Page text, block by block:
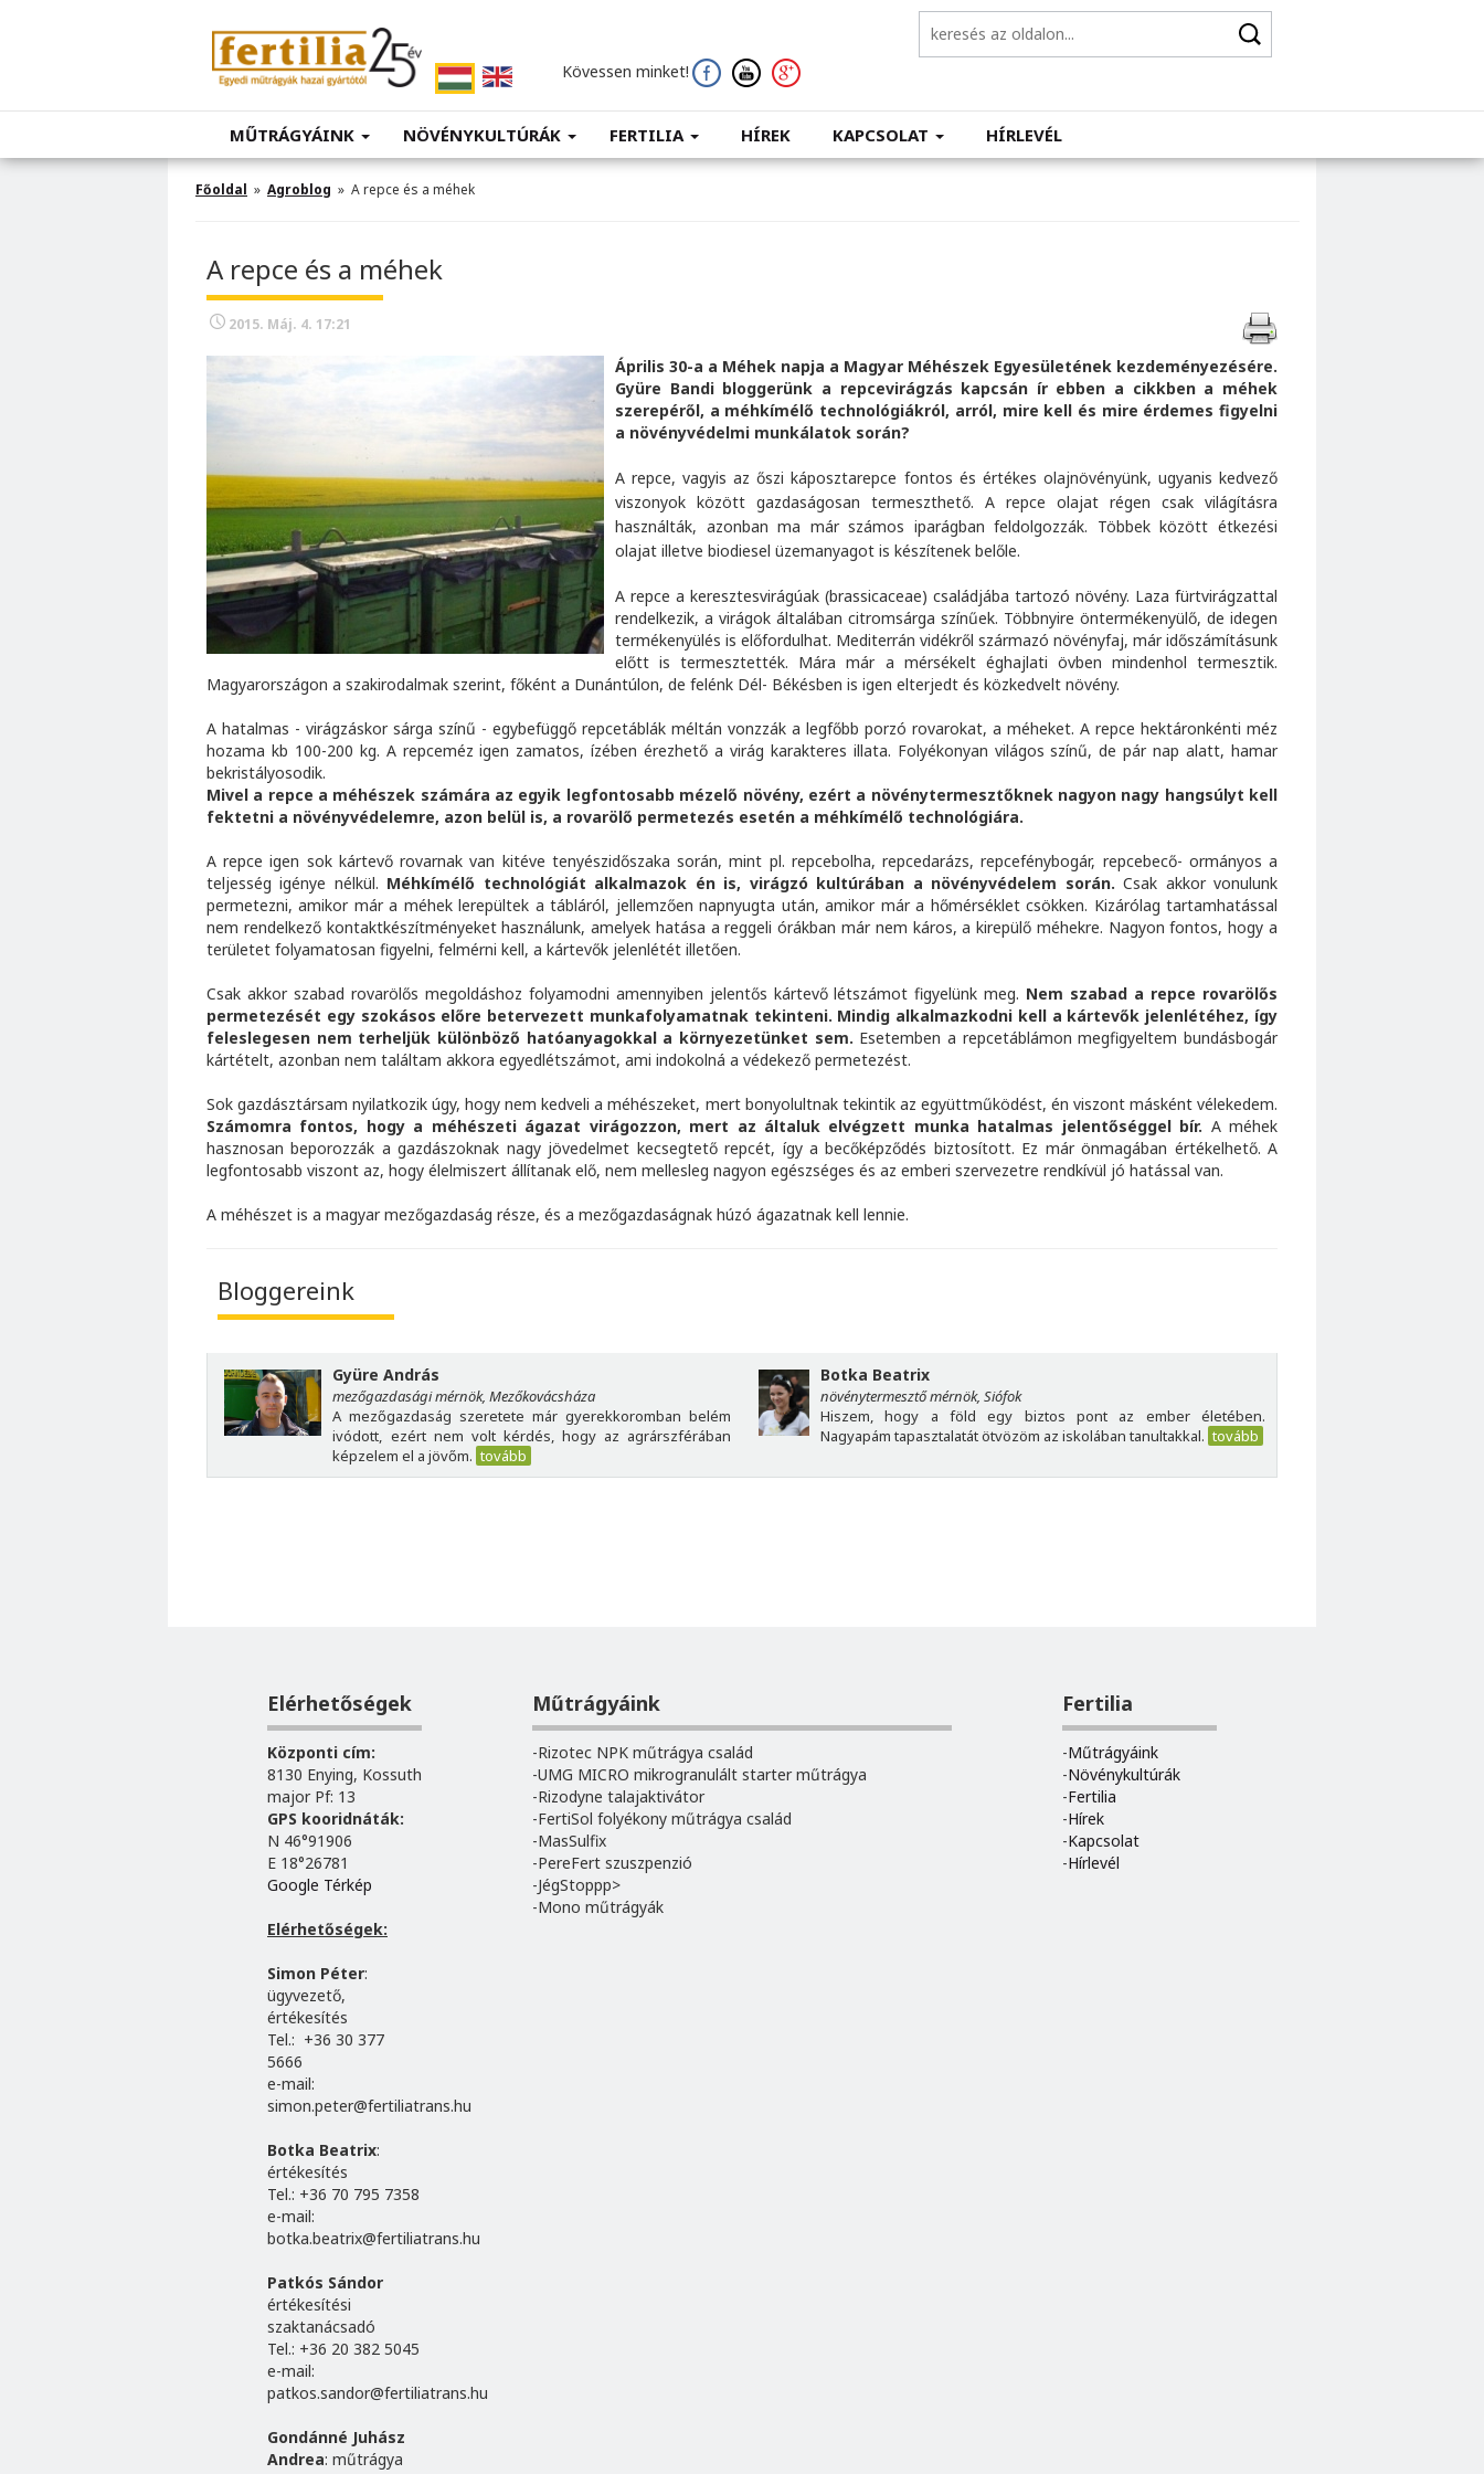
Kövessen minket!
MŰTRÁGYÁINK NÖVÉNYKULTÚRÁK FERTILIA HÍREK KAPCSOLAT HÍRLEVÉL
Főoldal » Agroblog » A repce és a méhek
A repce és a méhek
2015. Máj. 4. 17:21
Április 30-a a Méhek napja a Magyar Méhészek Egyesületének kezdeményezésére.
Gyüre Bandi bloggerünk a repcevirágzás kapcsán ír ebben a cikkben a méhek
szerepéről, a méhkímélő technológiákról, arról, mire kell és mire érdemes figyelni
a növényvédelmi munkálatok során?
A repce, vagyis az őszi káposztarepce fontos és értékes olajnövényünk, ugyanis kedvező
viszonyok között gazdaságosan termeszthető. A repce olajat régen csak világításra
használták, azonban ma már számos iparágban feldolgozzák. Többek között étkezési
olajat illetve biodiesel üzemanyagot is készítenek belőle.
A repce a keresztesvirágúak (brassicaceae) családjába tartozó növény. Laza fürtvirágzattal
rendelkezik, a virágok általában citromsárga színűek. Többnyire öntermékenyülő, de idegen
termékenyülés is előfordulhat. Mediterrán vidékről származó növényfaj, már időszámításunk
előtt is termesztették. Mára már a mérsékelt éghajlati övben mindenhol termesztik.
Magyarországon a szakirodalmak szerint, főként a Dunántúlon, de felénk Dél- Békésben is igen elterjedt és közkedvelt növény.
A hatalmas - virágzáskor sárga színű - egybefüggő repcetáblák méltán vonzzák a legfőbb porzó rovarokat, a méheket. A repce hektáronkénti méz
hozama kb 100-200 kg. A repceméz igen zamatos, ízében érezhető a virág karakteres illata. Folyékonyan világos színű, de pár nap alatt, hamar
bekristályosodik.
Mivel a repce a méhészek számára az egyik legfontosabb mézelő növény, ezért a növénytermesztőknek nagyon nagy hangsúlyt kell
fektetni a növényvédelemre, azon belül is, a rovarölő permetezés esetén a méhkímélő technológiára.
A repce igen sok kártevő rovarnak van kitéve tenyészidőszaka során, mint pl. repcebolha, repcedarázs, repcefénybogár, repcebecő- ormányos a
teljesség igénye nélkül. Méhkímélő technológiát alkalmazok én is, virágzó kultúrában a növényvédelem során. Csak akkor vonulunk
permetezni, amikor már a méhek lerepültek a tábláról, jellemzően napnyugta után, amikor már a hőmérséklet csökken. Kizárólag tartamhatással
nem rendelkező kontaktkészítményeket használunk, amelyek hatása a reggeli órákban már nem káros, a kirepülő méhekre. Nagyon fontos, hogy a
területet folyamatosan figyelni, felmérni kell, a kártevők jelenlétét illetően.
Csak akkor szabad rovarölős megoldáshoz folyamodni amennyiben jelentős kártevő létszámot figyelünk meg. Nem szabad a repce rovarölős
permetezését egy szokásos előre betervezett munkafolyamatnak tekinteni. Mindig alkalmazkodni kell a kártevők jelenlétéhez, így
feleslegesen nem terheljük különböző hatóanyagokkal a környezetünket sem. Esetemben a repcetáblámon megfigyeltem bundásbogár
kártételt, azonban nem találtam akkora egyedlétszámot, ami indokolná a védekező permetezést.
Sok gazdásztársam nyilatkozik úgy, hogy nem kedveli a méhészeket, mert bonyolultnak tekintik az együttműködést, én viszont másként vélekedem.
Számomra fontos, hogy a méhészeti ágazat virágozzon, mert az általuk elvégzett munka hatalmas jelentőséggel bír. A méhek
hasznosan beporozzák a gazdászoknak nagy jövedelmet kecsegtető repcét, így a becőképződés biztosított. Ez már önmagában értékelhető. A
legfontosabb viszont az, hogy élelmiszert állítanak elő, nem mellesleg nagyon egészséges és az emberi szervezetre rendkívül jó hatással van.
A méhészet is a magyar mezőgazdaság része, és a mezőgazdaságnak húzó ágazatnak kell lennie.
Bloggereink
Gyüre András
mezőgazdasági mérnök, Mezőkovácsháza
A mezőgazdaság szeretete már gyerekkoromban belém
ivódott, ezért nem volt kérdés, hogy az agrárszférában
képzelem el a jövőm. tovább
Botka Beatrix
növénytermesztő mérnök, Siófok
Hiszem, hogy a föld egy biztos pont az ember életében.
Nagyapám tapasztalatát ötvözöm az iskolában tanultakkal. tovább
Elérhetőségek
Központi cím:
8130 Enying, Kossuth
major Pf: 13
GPS kooridnáták:
N 46°91906
E 18°26781
Google Térkép
Elérhetőségek:
Simon Péter:
ügyvezető,
értékesítés
Tel.: +36 30 377
5666
e-mail:
simon.peter@fertiliatrans.hu
Botka Beatrix:
értékesítés
Tel.: +36 70 795 7358
e-mail:
botka.beatrix@fertiliatrans.hu
Patkós Sándor
értékesítési
szaktanácsadó
Tel.: +36 20 382 5045
e-mail:
patkos.sandor@fertiliatrans.hu
Gondánné Juhász
Andrea: műtrágya
Műtrágyáink
Rizotec NPK műtrágya család
UMG MICRO mikrogranulált starter műtrágya
Rizodyne talajaktivátor
FertiSol folyékony műtrágya család
MasSulfix
PereFert szuszpenzió
JégStoppp>
Mono műtrágyák
Fertilia
Műtrágyáink
Növénykultúrák
Fertilia
Hírek
Kapcsolat
Hírlevél